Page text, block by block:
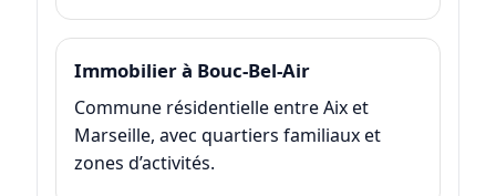
Immobilier à Bouc-Bel-Air
Commune résidentielle entre Aix et
Marseille, avec quartiers familiaux et
zones d’activités.